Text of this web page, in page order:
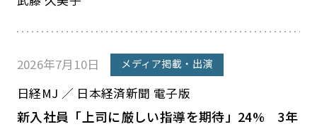
2026年7月10日 メディア掲載・出演
日経MJ ／ 日本経済新聞 電子版
新入社員「上司に厳しい指導を期待」24% 3年